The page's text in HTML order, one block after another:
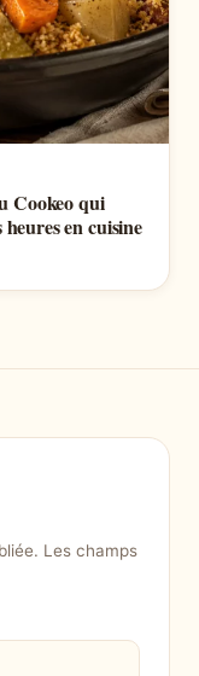
Cookeo qui
en cuisine
Les champs